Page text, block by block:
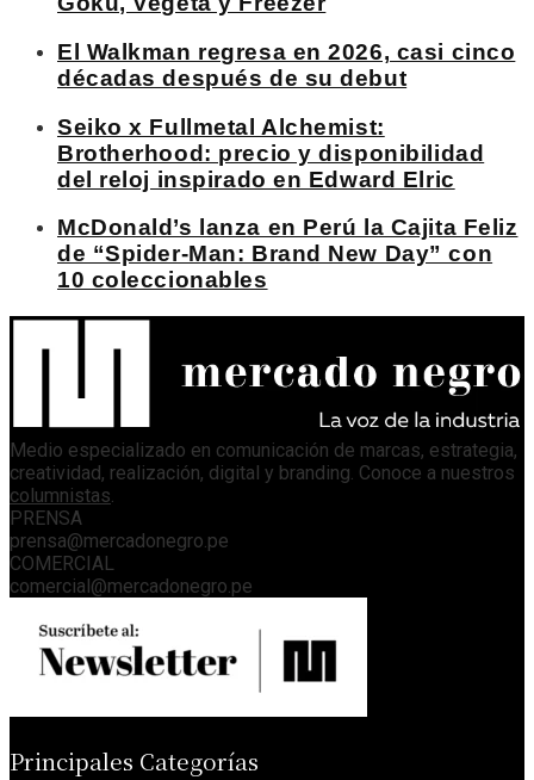
El Walkman regresa en 2026, casi cinco
décadas después de su debut
Seiko x Fullmetal Alchemist:
Brotherhood: precio y disponibilidad
del reloj inspirado en Edward Elric
McDonald’s lanza en Perú la Cajita Feliz
de “Spider-Man: Brand New Day” con
10 coleccionables
Medio especializado en comunicación de marcas, estrategia,
creatividad, realización, digital y branding. Conoce a nuestros
columnistas.
PRENSA
prensa@mercadonegro.pe
COMERCIAL
comercial@mercadonegro.pe
Principales Categorías